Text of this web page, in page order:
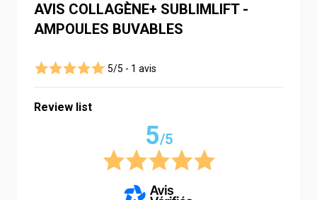
AVIS COLLAGÈNE+ SUBLIMLIFT -
AMPOULES BUVABLES
5/5 - 1 avis
Review list
5/5